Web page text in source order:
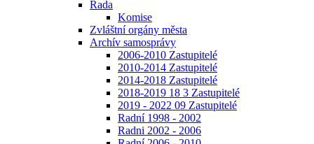
Rada
Komise
Zvláštní orgány města
Archív samosprávy
2006-2010 Zastupitelé
2010-2014 Zastupitelé
2014-2018 Zastupitelé
2018-2019 18 3 Zastupitelé
2019 - 2022 09 Zastupitelé
Radní 1998 - 2002
Radni 2002 - 2006